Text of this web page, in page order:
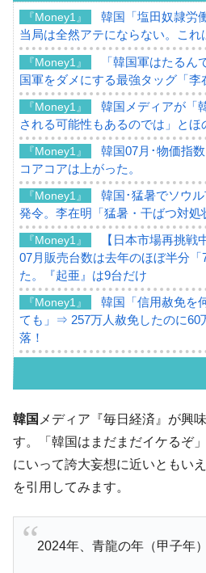
『Money1』
韓国「塩田奴隷労
当局は全然アテにならない。こ
『Money1』
「韓国軍はたる
国軍をダメにする最強タッグ「李
『Money1』
韓国メディアが「
される可能性もあるのでは」とほ
『Money1』
韓国07月･物価指
コアコアは上がった。
『Money1』
韓国･猛暑でソウ
発令。李在明「猛暑・干ばつ対処
『Money1』
【日本市場再挑戦
07月販売台数は去年のほぼ半分「
た。『起亜』は9台だけ
『Money1』
韓国「信用赦免を
ても」⇒ 257万人赦免したのに60
落！
『Money1』
韓国「2026年07
体だけで410億ドル、輸出全体の
や、若者に起業させよう」⇒ ど
【韓国の外貨準備
ル。外平債の発行「19.4億ドル」
『Money1』
韓国「ここは北朝
韓国 メディア『毎日経済』が興
す。「韓国はまだまだイケるぞ
にいって誇大妄想に近いともい
を引用してみます。
2024年、青龍の年（甲子年